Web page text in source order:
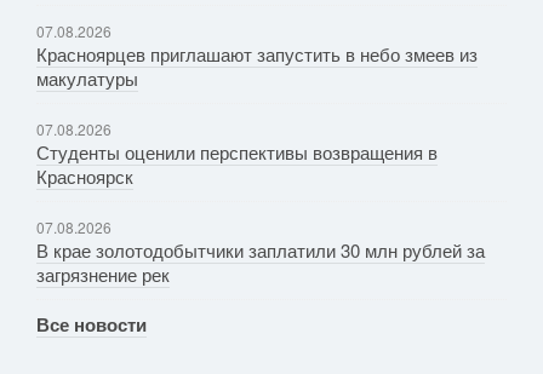
07.08.2026
Красноярцев приглашают запустить в небо змеев из
макулатуры
07.08.2026
Студенты оценили перспективы возвращения в
Красноярск
07.08.2026
В крае золотодобытчики заплатили 30 млн рублей за
загрязнение рек
Все новости